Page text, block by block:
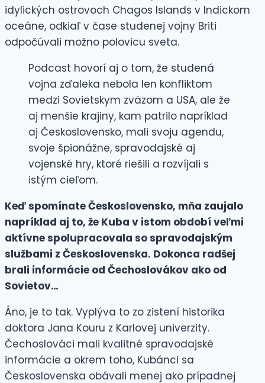
idylických ostrovoch Chagos Islands v Indickom
oceáne, odkiaľ v čase studenej vojny Briti
odpočúvali možno polovicu sveta.
Podcast hovorí aj o tom, že studená
vojna zďaleka nebola len konfliktom
medzi Sovietskym zväzom a USA, ale že
aj menšie krajiny, kam patrilo napríklad
aj Československo, mali svoju agendu,
svoje špionážne, spravodajské aj
vojenské hry, ktoré riešili a rozvíjali s
istým cieľom.
Keď spomínate Československo, mňa zaujalo
napríklad aj to, že Kuba v istom období veľmi
aktívne spolupracovala so spravodajským
službami z Československa. Dokonca radšej
brali informácie od Čechoslovákov ako od
Sovietov…
Áno, je to tak. Vyplýva to zo zistení historika
doktora Jana Kouru z Karlovej univerzity.
Čechoslováci mali kvalitné spravodajské
informácie a okrem toho, Kubánci sa
Československa obávali menej ako prípadnej